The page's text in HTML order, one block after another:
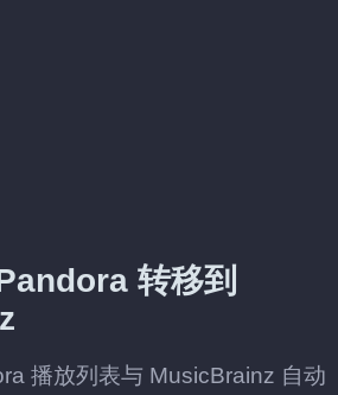
转移到
播放列表与 MusicBrainz 自动